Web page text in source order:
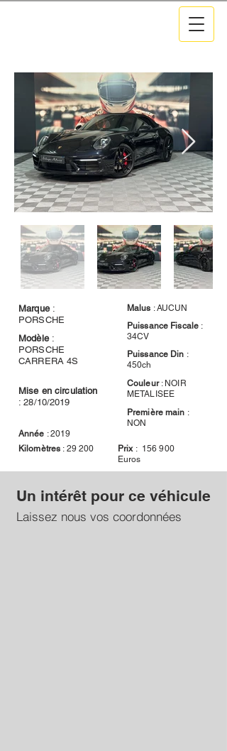
Marque :
PORSCHE
Modèle :
PORSCHE
CARRERA 4S
Mise en circulation
: 28/10/2019
Malus : AUCUN
Puissance Fiscale :
34CV
Puissance Din :
450ch
Couleur : NOIR
METALISEE
Première main :
NON
Année : 2019
Kilomètres : 29 200 Prix : 156 900
Euros
Un intérêt pour ce véhicule
Laissez nous vos coordonnées